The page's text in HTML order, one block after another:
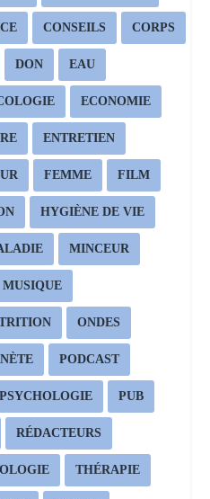
CONSEILS CORPS
DON EAU
ECONOMIE
ENTRETIEN
FEMME FILM
HYGIÈNE DE VIE
MINCEUR
MUSIQUE
ONDES
PODCAST
PSYCHOLOGIE PUB
RÉDACTEURS
THÉRAPIE